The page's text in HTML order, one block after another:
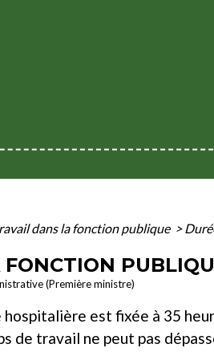
dans la fonction publique >
(Première ministre)
est fixée à 35
de travail ne peut pas